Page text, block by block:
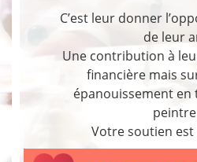
C’est leur donner
de leur
Une contribution à
financière mais
épanouissement en
Votre soutien